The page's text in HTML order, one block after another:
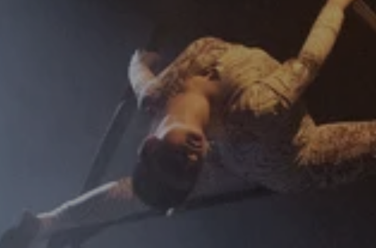
Gratulation: Ensemblemitglied Barbara Nüsse
der 51. Mülheimer Theatertage den Gordana-
SchauspielerInnenpreis.
In Kooperation mit dem Zirkus Zartinka, einem